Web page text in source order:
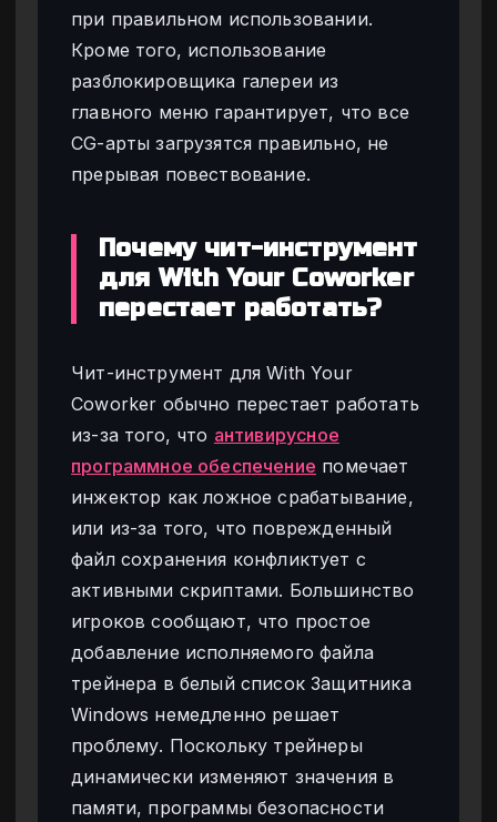
при правильном использовании.
Кроме того, использование
разблокировщика галереи из
главного меню гарантирует, что все
CG-арты загрузятся правильно, не
прерывая повествование.
Почему чит-инструмент
для With Your Coworker
перестает работать?
Чит-инструмент для With Your
Coworker обычно перестает работать
из-за того, что антивирусное
программное обеспечение помечает
инжектор как ложное срабатывание,
или из-за того, что поврежденный
файл сохранения конфликтует с
активными скриптами. Большинство
игроков сообщают, что простое
добавление исполняемого файла
трейнера в белый список Защитника
Windows немедленно решает
проблему. Поскольку трейнеры
динамически изменяют значения в
памяти, программы безопасности